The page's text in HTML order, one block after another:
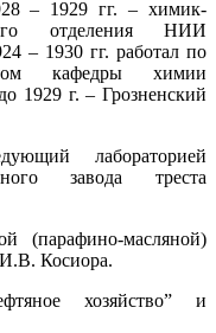
– 1929 гг. – химик-
отделения НИИ
– 1930 гг. работал по
кафедры химии
1929 г. – Грозненский
лабораторией
завода треста
(парафино-масляной)
Косиора.
хозяйство” и